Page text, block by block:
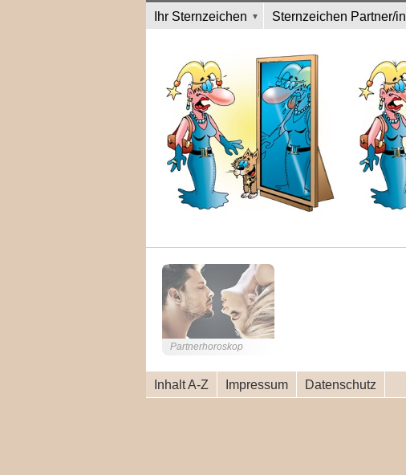
Ihr Sternzeichen Sternzeichen Partner/in
Partnerhoroskop
Inhalt A-Z Impressum Datenschutz